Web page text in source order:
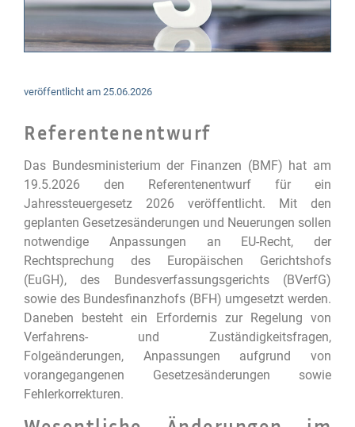
veröffentlicht am 25.06.2026
Referentenentwurf
Das Bundesministerium der Finanzen (BMF) hat am
19.5.2026 den Referentenentwurf für ein
Jahressteuergesetz 2026 veröffentlicht. Mit den
geplanten Gesetzesänderungen und Neuerungen sollen
notwendige Anpassungen an EU-Recht, der
Rechtsprechung des Europäischen Gerichtshofs
(EuGH), des Bundesverfassungsgerichts (BVerfG)
sowie des Bundesfinanzhofs (BFH) umgesetzt werden.
Daneben besteht ein Erfordernis zur Regelung von
Verfahrens- und Zuständigkeitsfragen,
Folgeänderungen, Anpassungen aufgrund von
vorangegangenen Gesetzesänderungen sowie
Fehlerkorrekturen.